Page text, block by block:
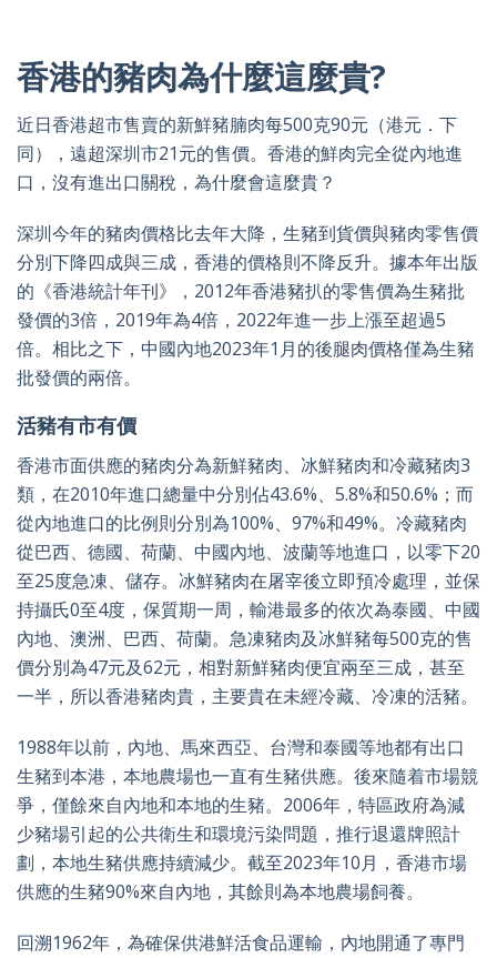
香港的豬肉為什麼這麼貴?
近日香港超市售賣的新鮮豬腩肉每500克90元（港元．下
同），遠超深圳市21元的售價。香港的鮮肉完全從內地進
口，沒有進出口關稅，為什麼會這麼貴？
深圳今年的豬肉價格比去年大降，生豬到貨價與豬肉零售價
分別下降四成與三成，香港的價格則不降反升。據本年出版
的《香港統計年刊》，2012年香港豬扒的零售價為生豬批
發價的3倍，2019年為4倍，2022年進一步上漲至超過5
倍。相比之下，中國內地2023年1月的後腿肉價格僅為生豬
批發價的兩倍。
活豬有市有價
香港市面供應的豬肉分為新鮮豬肉、冰鮮豬肉和冷藏豬肉3
類，在2010年進口總量中分別佔43.6%、5.8%和50.6%；而
從內地進口的比例則分別為100%、97%和49%。冷藏豬肉
從巴西、德國、荷蘭、中國內地、波蘭等地進口，以零下20
至25度急凍、儲存。冰鮮豬肉在屠宰後立即預冷處理，並保
持攝氏0至4度，保質期一周，輸港最多的依次為泰國、中國
內地、澳洲、巴西、荷蘭。急凍豬肉及冰鮮豬每500克的售
價分別為47元及62元，相對新鮮豬肉便宜兩至三成，甚至
一半，所以香港豬肉貴，主要貴在未經冷藏、冷凍的活豬。
1988年以前，內地、馬來西亞、台灣和泰國等地都有出口
生豬到本港，本地農場也一直有生豬供應。後來隨着市場競
爭，僅餘來自內地和本地的生豬。2006年，特區政府為減
少豬場引起的公共衛生和環境污染問題，推行退還牌照計
劃，本地生豬供應持續減少。截至2023年10月，香港市場
供應的生豬90%來自內地，其餘則為本地農場飼養。
回溯1962年，為確保供港鮮活食品運輸，內地開通了專門